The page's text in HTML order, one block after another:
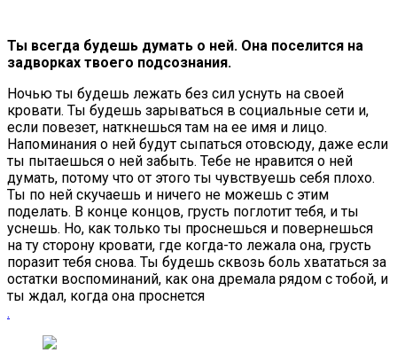
Ты всегда будешь думать о ней. Она поселится на
задворках твоего подсознания.
Ночью ты будешь лежать без сил уснуть на своей
кровати. Ты будешь зарываться в социальные сети и,
если повезет, наткнешься там на ее имя и лицо.
Напоминания о ней будут сыпаться отовсюду, даже если
ты пытаешься о ней забыть. Тебе не нравится о ней
думать, потому что от этого ты чувствуешь себя плохо.
Ты по ней скучаешь и ничего не можешь с этим
поделать. В конце концов, грусть поглотит тебя, и ты
уснешь. Но, как только ты проснешься и повернешься
на ту сторону кровати, где когда-то лежала она, грусть
поразит тебя снова. Ты будешь сквозь боль хвататься за
остатки воспоминаний, как она дремала рядом с тобой, и
ты ждал, когда она проснется
.